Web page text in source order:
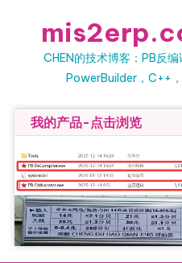
CHEN的技术博客：PB反
PowerBuilder，C++，
我的产品-点击浏览